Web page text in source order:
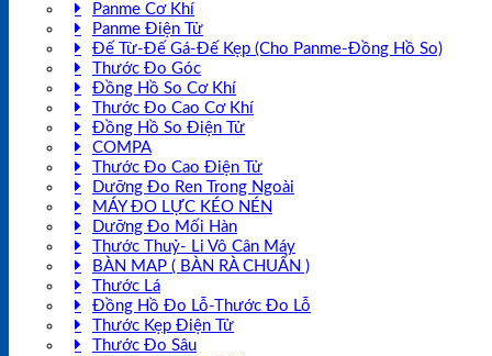
Panme Cơ Khí
Panme Điện Tử
Đế Từ-Đế Gá-Đế Kẹp (Cho Panme-Đồng Hồ So)
Thước Đo Góc
Đồng Hồ So Cơ Khí
Thước Đo Cao Cơ Khí
Đồng Hồ So Điện Tử
COMPA
Thước Đo Cao Điện Tử
Dưỡng Đo Ren Trong Ngoài
MÁY ĐO LỰC KÉO NÉN
Dưỡng Đo Mối Hàn
Thước Thuỷ- Li Vô Cân Máy
BÀN MAP ( BÀN RÀ CHUẨN )
Thước Lá
Đồng Hồ Đo Lỗ-Thước Đo Lỗ
Thước Kẹp Điện Tử
Thước Đo Sâu